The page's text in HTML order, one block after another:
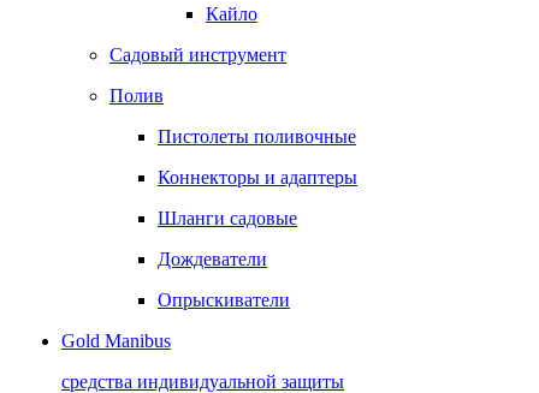
Кайло
Садовый инструмент
Полив
Пистолеты поливочные
Коннекторы и адаптеры
Шланги садовые
Дождеватели
Опрыскиватели
Gold Manibus
средства индивидуальной защиты